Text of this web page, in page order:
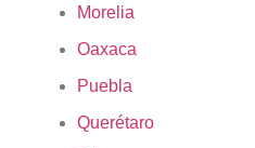
Morelia
Oaxaca
Puebla
Querétaro